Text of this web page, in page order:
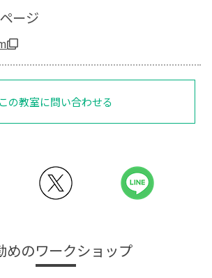
ージ
この教室に問い合わせる
めのワークショップ